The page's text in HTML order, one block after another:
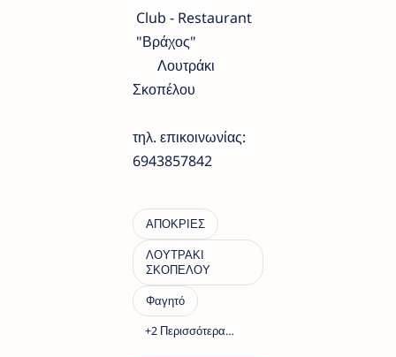
Club - Restaurant
"Βράχος"
Λουτράκι
Σκοπέλου
τηλ. επικοινωνίας:
6943857842